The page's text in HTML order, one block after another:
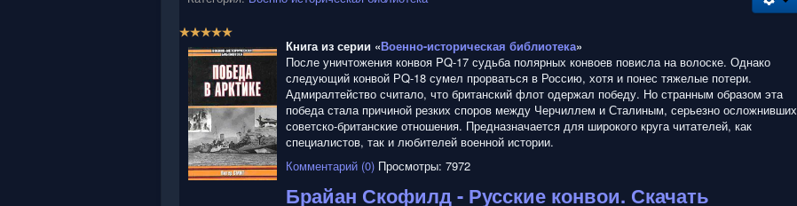
Р
Книга из серии «Военно-историческая библиотека»
После уничтожения конвоя PQ-17 судьба полярных конвоев повисла на волоске. Однако
следующий конвой РQ-18 сумел прорваться в Россию, хотя и понес тяжелые потери.
Адмиралтейство считало, что британский флот одержал победу. Но странным образом эта
победа стала причиной резких споров между Черчиллем и Сталиным, серьезно осложнивших
советско-британские отношения. Предназначается для широкого круга читателей, как
специалистов, так и любителей военной истории.
Комментарий (0) Просмотры: 7972
Брайан Скофилд - Русские конвои. Скачать